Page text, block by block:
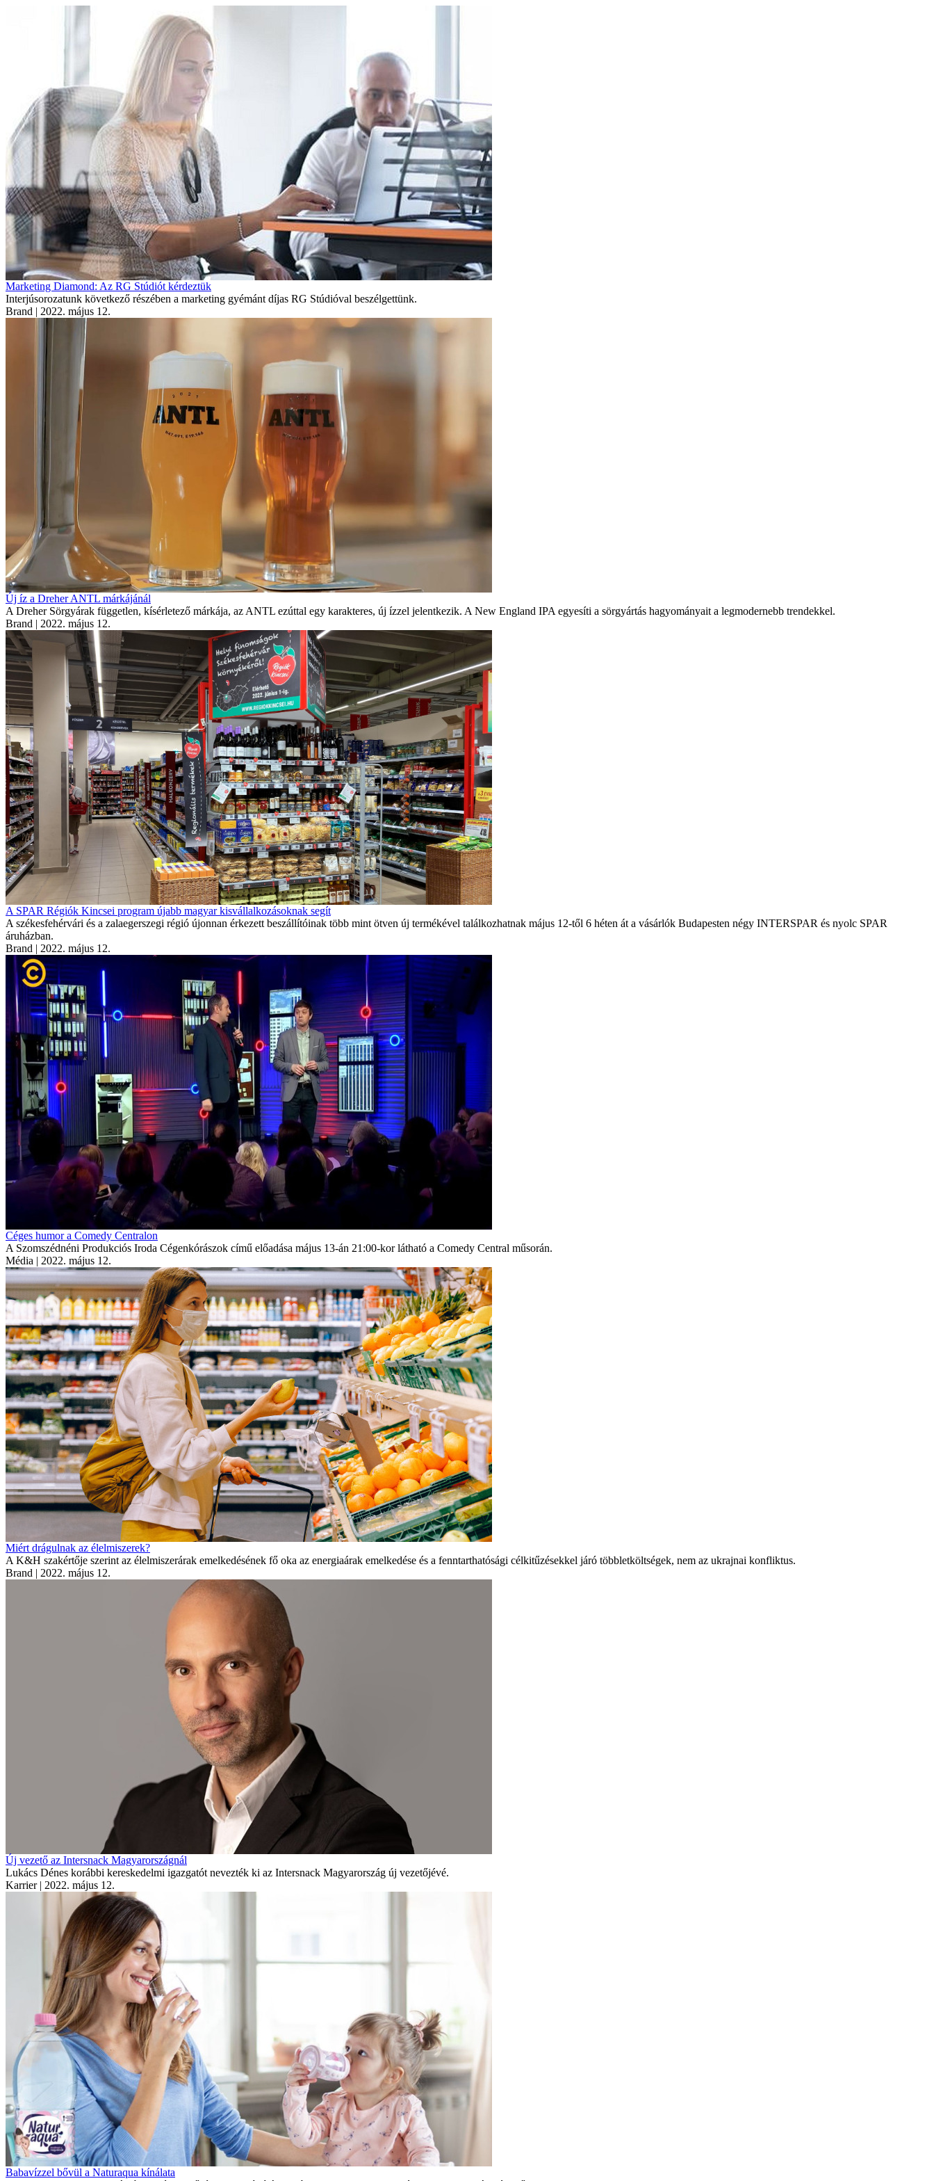
Marketing Diamond: Az RG Stúdiót kérdeztük
Interjúsorozatunk következő részében a marketing gyémánt díjas RG Stúdióval beszélgettünk.
Brand | 2022. május 12.
Új íz a Dreher ANTL márkájánál
A Dreher Sörgyárak független, kísérletező márkája, az ANTL ezúttal egy karakteres, új ízzel jelentkezik. A New England IPA egyesíti a sörgyártás hagyományait a legmodernebb trendekkel.
Brand | 2022. május 12.
A SPAR Régiók Kincsei program újabb magyar kisvállalkozásoknak segít
A székesfehérvári és a zalaegerszegi régió újonnan érkezett beszállítóinak több mint ötven új termékével találkozhatnak május 12-től 6 héten át a vásárlók Budapesten négy INTERSPAR és nyolc SPAR
áruházban.
Brand | 2022. május 12.
Céges humor a Comedy Centralon
A Szomszédnéni Produkciós Iroda Cégenkórászok című előadása május 13-án 21:00-kor látható a Comedy Central műsorán.
Média | 2022. május 12.
Miért drágulnak az élelmiszerek?
A K&H szakértője szerint az élelmiszerárak emelkedésének fő oka az energiaárak emelkedése és a fenntarthatósági célkitűzésekkel járó többletköltségek, nem az ukrajnai konfliktus.
Brand | 2022. május 12.
Új vezető az Intersnack Magyarországnál
Lukács Dénes korábbi kereskedelmi igazgatót nevezték ki az Intersnack Magyarország új vezetőjévé.
Karrier | 2022. május 12.
Babavízzel bővül a Naturaqua kínálata